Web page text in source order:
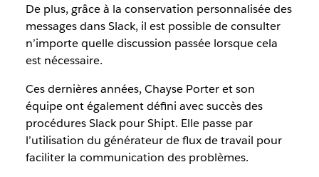
De plus, grâce à la conservation personnalisée des
messages dans Slack, il est possible de consulter
n’importe quelle discussion passée lorsque cela
est nécessaire.
Ces dernières années, Chayse Porter et son
équipe ont également défini avec succès des
procédures Slack pour Shipt. Elle passe par
l’utilisation du générateur de flux de travail pour
faciliter la communication des problèmes.